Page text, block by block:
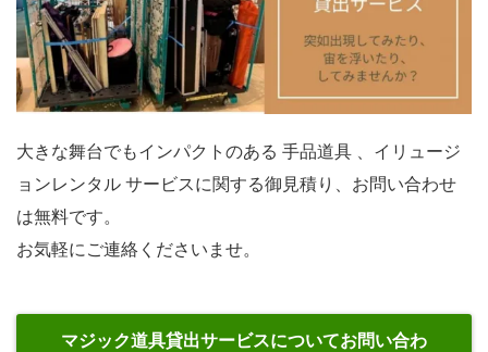
大きな舞台でもインパクトのある 手品道具 、イリュージ
ョンレンタル サービスに関する御見積り、お問い合わせ
は無料です。
お気軽にご連絡くださいませ。
マジック道具貸出サービスについてお問い合わ